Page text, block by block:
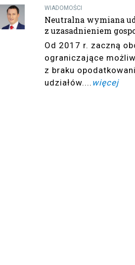
WIADOMOŚCI
Neutralna wymiana
z uzasadnieniem
Od 2017 r. zaczną
ograniczające
z braku
udziałów.... więcej